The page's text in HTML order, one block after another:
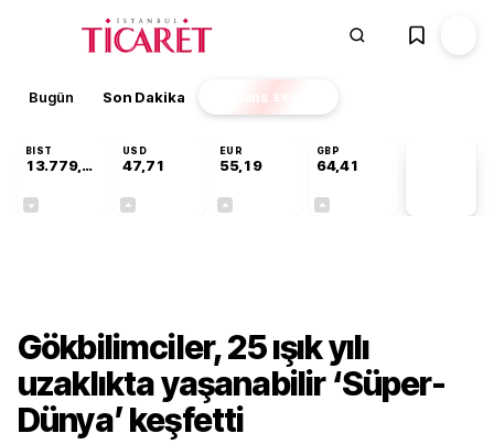
Bugün Son Dakika Finans EKSTRA
BIST
13.779,39
USD
47,71
EUR
55,19
GBP
64,41
Gökbilimciler, 25 ışık yılı
uzaklıkta yaşanabilir ‘Süper-
Dünya’ keşfetti